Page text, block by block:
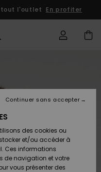
tout l'outlet En profiter
des cookies ou
et/ou accéder à
Ces informations
de navigation et votre
vous présenter des
Continuer sans accepter